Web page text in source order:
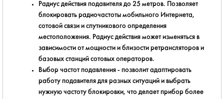
Радиус действия подавителя до 25 метров. Позволяет
блокировать радиочастоты мобильного Интернета,
сотовой связи и спутникового определения
местоположения. Радиус действия может изменяться в
зависимости от мощности и близости ретрансляторов и
базовых станций сотовых операторов.
Выбор частот подавления - позволит адаптировать
работу подавителя для разных ситуаций и выбрать
нужную частоту блокировки, что делает прибор более